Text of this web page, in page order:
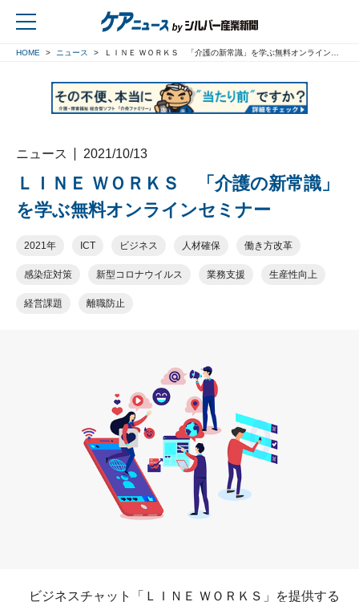
HOME ニュース ＬＩＮＥ ＷＯＲＫＳ 「介護の新常識」を学ぶ無料オンラインセミナー
ニュース 2021/10/13
ＬＩＮＥ ＷＯＲＫＳ 「介護の新常識」
を学ぶ無料オンラインセミナー
2021年 ICT ビジネス 人材確保 働き方改革
感染症対策 新型コロナウイルス 業務支援 生産性向上
経営課題 離職防止
ビジネスチャット「ＬＩＮＥ ＷＯＲＫＳ」を提供する